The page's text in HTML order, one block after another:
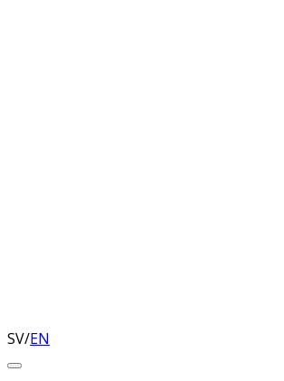
SV/EN